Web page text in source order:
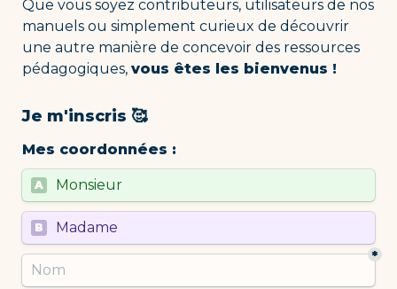
Que vous soyez contributeurs, utilisateurs de nos
manuels ou simplement curieux de découvrir
une autre manière de concevoir des ressources
pédagogiques, vous êtes les bienvenus !
Je m'inscris 🥰
Mes coordonnées :
Untitled multiple choice field
A
Monsieur
Untitled multiple choice field
B Madame
*